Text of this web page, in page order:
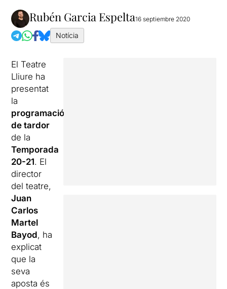
Rubén Garcia Espelta16 septiembre 2020
Notícia
El Teatre
Lliure ha
presentat
la
programació
de tardor
de la
Temporada
20-21. El
director
del teatre,
Juan
Carlos
Martel
Bayod, ha
explicat
que la
seva
aposta és